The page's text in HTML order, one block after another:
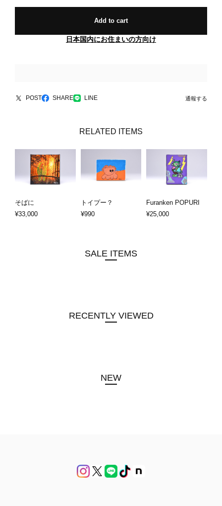
Add to cart
日本国内にお住まいの方向け
POST SHARE LINE 通報する
RELATED ITEMS
そばに
¥33,000
トイプー？
¥990
Furanken POPURI
¥25,000
SALE ITEMS
RECENTLY VIEWED
NEW